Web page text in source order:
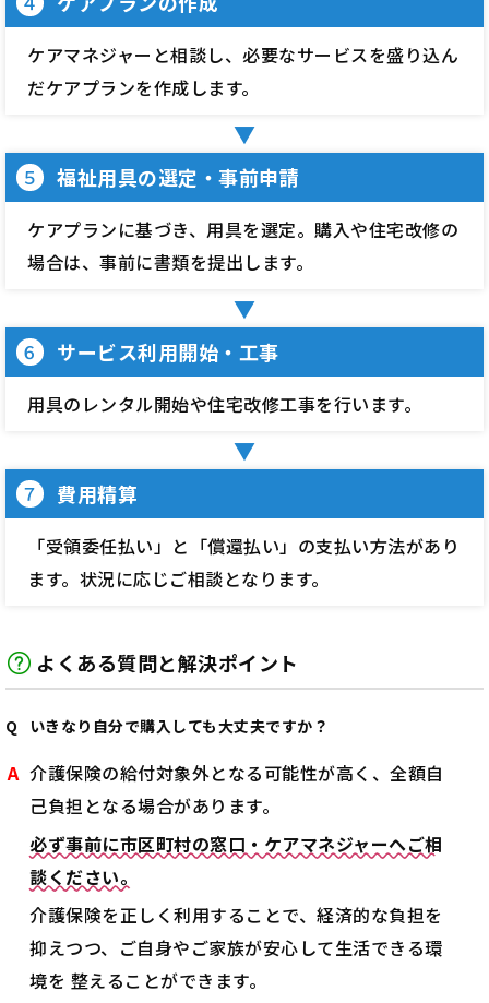
ケアマネジャーと相談し、必要なサービスを盛り込ん
だケアプランを作成します。
５ 福祉用具の選定・事前申請
ケアプランに基づき、用具を選定。購入や住宅改修の
場合は、事前に書類を提出します。
６ サービス利用開始・工事
用具のレンタル開始や住宅改修工事を行います。
７ 費用精算
「受領委任払い」と「償還払い」の支払い方法があり
ます。状況に応じご相談となります。
よくある質問と解決ポイント
いきなり自分で購入しても大丈夫ですか？
介護保険の給付対象外となる可能性が高く、全額自
己負担となる場合があります。
必ず事前に市区町村の窓口・ケアマネジャーへご相
談ください。
介護保険を正しく利用することで、経済的な負担を
抑えつつ、ご自身やご家族が安心して生活できる環
境を 整えることができます。